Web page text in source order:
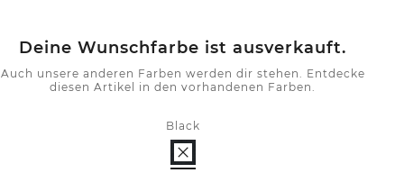
Deine Wunschfarbe ist ausverkauft.
Auch unsere anderen Farben werden dir stehen. Entdecke
diesen Artikel in den vorhandenen Farben.
Black